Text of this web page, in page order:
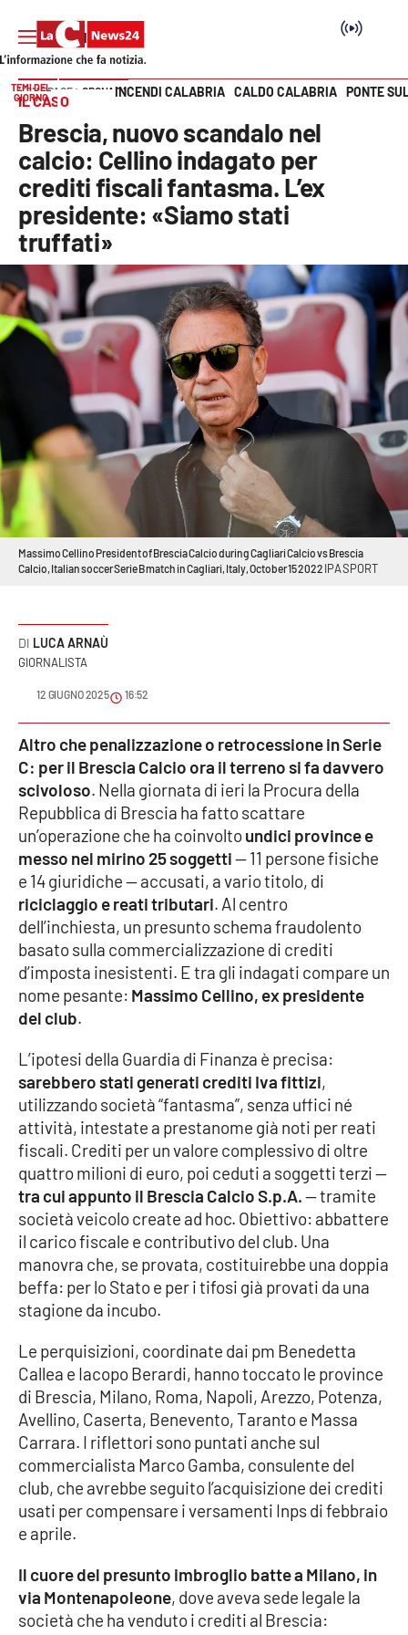
SEZIONI
Cronaca
Politica
Attualità
Economia e lavoro
Italia Mondo
Sanità
Sport
Cultura
Podcast
Editoriali
VIDEO
Ambiente
Cronaca
Cultura
Economia e Lavoro
Politica
Sanità
Sport
RUBRICHE
Good Morning Vietnam
Parchi Marini Calabria
Leggendo Alvaro insieme
Le perfidie di Antonella Grippo
Venti di comunicazione
STREAMING
LaC TV
LaC Network
Vai
TEMI DEL
GIORNO
INCENDI CALABRIA CALDO CALABRIA PONTE
HOME PAGE CRONACA
IL CASO
Brescia, nuovo scandalo nel
calcio: Cellino indagato per
crediti fiscali fantasma. L’ex
presidente: «Siamo stati
truffati»
Massimo Cellino President of Brescia Calcio during Cagliari Calcio vs Brescia
Calcio, Italian soccer Serie B match in Cagliari, Italy, October 15 2022 IPA SPORT
LUCA ARNAÙ
GIORNALISTA
12 GIUGNO 2025 16:52
Altro che penalizzazione o retrocessione in Serie
C: per il Brescia Calcio ora il terreno si fa davvero
scivoloso. Nella giornata di ieri la Procura della
Repubblica di Brescia ha fatto scattare
un’operazione che ha coinvoltoundici province e
messo nel mirino 25 soggetti— 11 persone fisiche
e 14 giuridiche — accusati, a vario titolo, di
riciclaggio e reati tributari. Al centro
dell’inchiesta, un presunto schema fraudolento
basato sulla commercializzazione di crediti
d’imposta inesistenti. E tra gli indagati compare un
nome pesante: Massimo Cellino, ex presidente
del club.
L’ipotesi della Guardia di Finanza è precisa:
sarebbero stati generati crediti Iva fittizi,
utilizzando società “fantasma”, senza uffici né
attività, intestate a prestanome già noti per reati
fiscali. Crediti per un valore complessivo di oltre
quattro milioni di euro, poi ceduti a soggetti terzi —
tra cui appunto il Brescia Calcio S.p.A.— tramite
società veicolo create ad hoc. Obiettivo: abbattere
il carico fiscale e contributivo del club. Una
manovra che, se provata, costituirebbe una doppia
beffa: per lo Stato e per i tifosi già provati da una
stagione da incubo.
Le perquisizioni, coordinate dai pm Benedetta
Callea e Iacopo Berardi, hanno toccato le province
di Brescia, Milano, Roma, Napoli, Arezzo, Potenza,
Avellino, Caserta, Benevento, Taranto e Massa
Carrara. I riflettori sono puntati anche sul
commercialista Marco Gamba, consulente del
club, che avrebbe seguito l’acquisizione dei crediti
usati per compensare i versamenti Inps di febbraio
e aprile.
Il cuore del presunto imbroglio batte a Milano, in
via Montenapoleone, dove aveva sede legale la
società che ha venduto i crediti al Brescia: